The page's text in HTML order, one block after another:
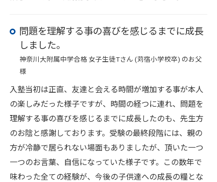
問題を理解する事の喜びを感じるまでに成長
しました。
神奈川大附属中学合格 女子生徒Tさん (苅宿小学校卒) のお父
様
入塾当初は正直、友達と会える時間が増加する事が本人
の楽しみだった様子ですが、時間の経つに連れ、問題を
理解する事の喜びを感じるまでに成長したのも、先生方
のお陰と感謝しております。受験の最終段階には、親の
方が冷静で居られない場面もありましたが、頂いた一つ
一つのお言葉、自信になっていた様子です。この数年で
味わった全ての経験が、今後の子供達への成長の糧とな